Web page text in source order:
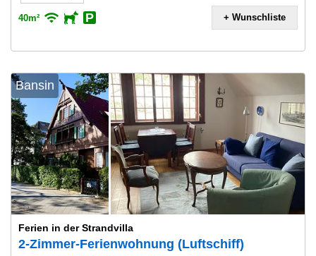
40m² + Wunschliste
Bansin
Ferien in der Strandvilla
2-Zimmer-Ferienwohnung (Luftschiff)